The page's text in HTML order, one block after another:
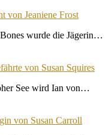
von Jeaniene Frost
wurde die Jägerin…
von Susan Squires
See wird Ian von…
von Susan Carroll